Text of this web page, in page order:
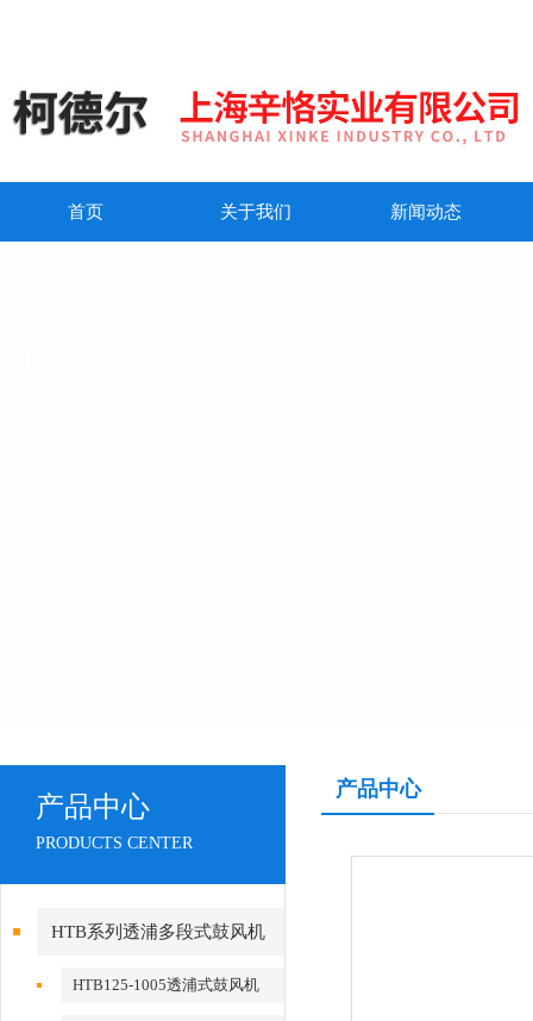
首页 关于我们 新闻动态
产品中心
PRODUCTS CENTER
HTB系列透浦多段式鼓风机
HTB125-1005透浦式鼓风机
产品中心